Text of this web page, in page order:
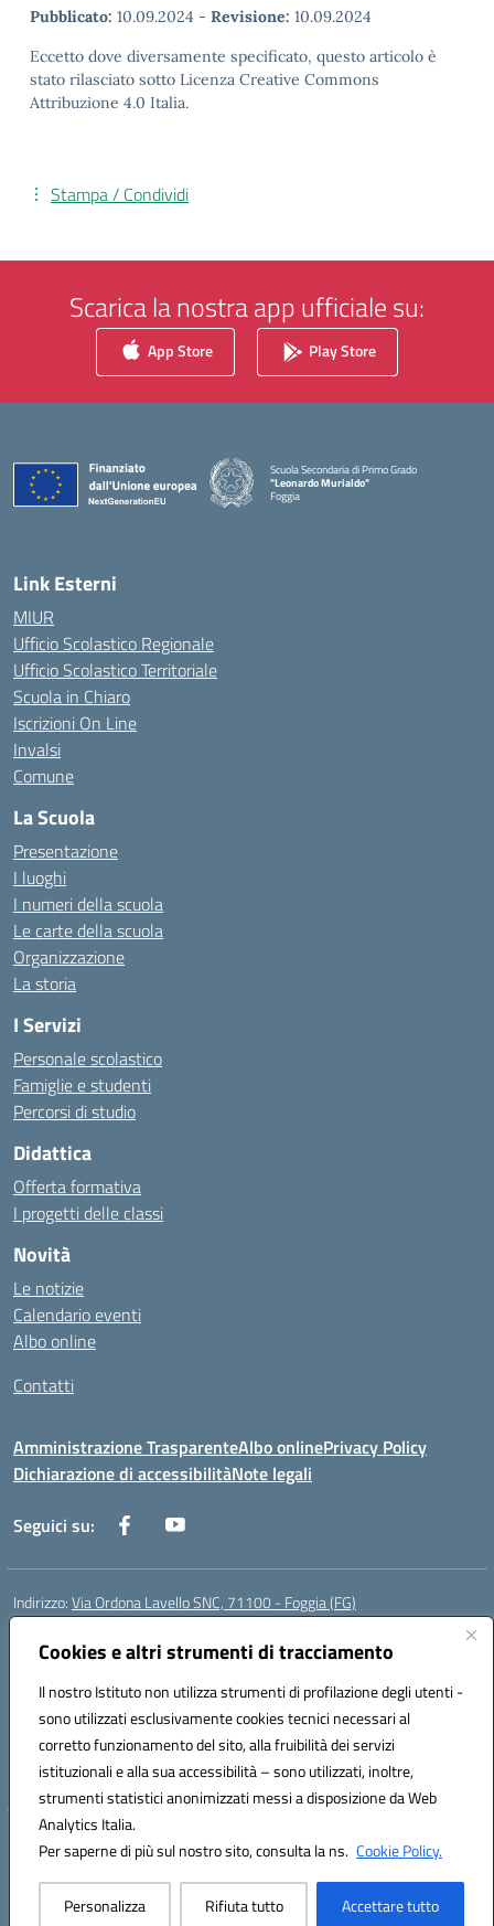
Cookies e altri strumenti di tracciamento
Il nostro Istituto non utilizza strumenti di profilazione degli utenti -
sono utilizzati esclusivamente cookies tecnici necessari al
corretto funzionamento del sito, alla fruibilità dei servizi
istituzionali e alla sua accessibilità – sono utilizzati, inoltre,
strumenti statistici anonimizzati messi a disposizione da Web
Analytics Italia.
Per saperne di più sul nostro sito, consulta la ns. Cookie Policy.
Personalizza Rifiuta tutto Accettare tutto
Pubblicato: 10.09.2024 - Revisione: 10.09.2024
Eccetto dove diversamente specificato, questo articolo è
stato rilasciato sotto Licenza Creative Commons
Attribuzione 4.0 Italia.
Stampa / Condividi
Scarica la nostra app ufficiale su:
App Store Play Store
Scuola Secondaria di Primo Grado
"Leonardo Murialdo"
Foggia
— Visita la pagina iniziale della scuola
Link Esterni
MIUR
Ufficio Scolastico Regionale
Ufficio Scolastico Territoriale
Scuola in Chiaro
Iscrizioni On Line
Invalsi
Comune
La Scuola
Presentazione
I luoghi
I numeri della scuola
Le carte della scuola
Organizzazione
La storia
I Servizi
Personale scolastico
Famiglie e studenti
Percorsi di studio
Didattica
Offerta formativa
I progetti delle classi
Novità
Le notizie
Calendario eventi
Albo online
Contatti
Amministrazione TrasparenteAlbo onlinePrivacy Policy
Dichiarazione di accessibilitàNote legali
Seguici su:
Indirizzo:Via Ordona Lavello SNC, 71100 - Foggia (FG)
Centralino:
Posta elettronica certificata (PEC):fgmm00700x@pec.istruzione.it
Codice fiscale: 80002860718
Codice meccanografico:FGMM00700X
Codice Indice delle Pubbliche Amministrazioni (IPA): istsc_fgmm00700x
Codice unico di fatturazione (CUF): UFP3H5
Hosting & Powered by 3D Solution S.r.l.
Concept & Design by Designers Italia